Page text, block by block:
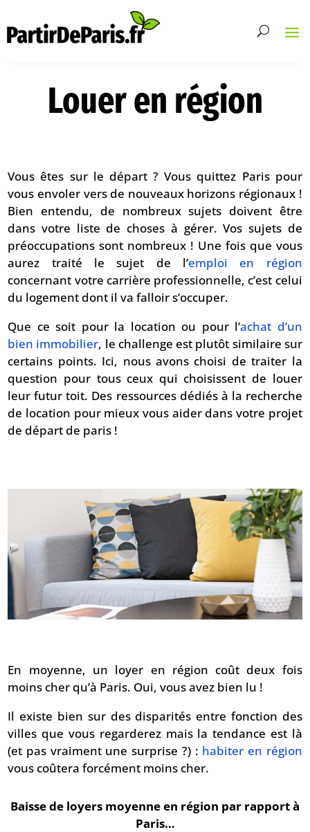
Louer en région
Vous êtes sur le départ ? Vous quittez Paris pour
vous envoler vers de nouveaux horizons régionaux !
Bien entendu, de nombreux sujets doivent être
dans votre liste de choses à gérer. Vos sujets de
préoccupations sont nombreux ! Une fois que vous
aurez traité le sujet de l’emploi en région
concernant votre carrière professionnelle, c’est celui
du logement dont il va falloir s’occuper.
Que ce soit pour la location ou pour l’achat d’un
bien immobilier, le challenge est plutôt similaire sur
certains points. Ici, nous avons choisi de traiter la
question pour tous ceux qui choisissent de louer
leur futur toit. Des ressources dédiés à la recherche
de location pour mieux vous aider dans votre projet
de départ de paris !
En moyenne, un loyer en région coût deux fois
moins cher qu’à Paris. Oui, vous avez bien lu !
Il existe bien sur des disparités entre fonction des
villes que vous regarderez mais la tendance est là
(et pas vraiment une surprise ?) : habiter en région
vous coûtera forcément moins cher.
Baisse de loyers moyenne en région par rapport à
Paris…